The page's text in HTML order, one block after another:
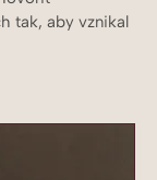
tak, aby vznikal